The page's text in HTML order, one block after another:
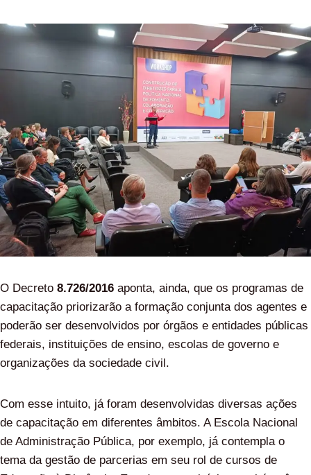
O Decreto 8.726/2016 aponta, ainda, que os programas de
capacitação priorizarão a formação conjunta dos agentes e
poderão ser desenvolvidos por órgãos e entidades públicas
federais, instituições de ensino, escolas de governo e
organizações da sociedade civil.
Com esse intuito, já foram desenvolvidas diversas ações
de capacitação em diferentes âmbitos. A Escola Nacional
de Administração Pública, por exemplo, já contempla o
tema da gestão de parcerias em seu rol de cursos de